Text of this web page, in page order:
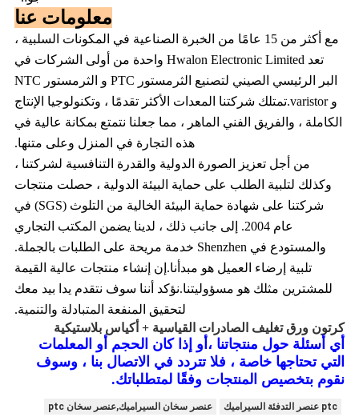
معلومات عنا
مع أكثر من 15 عامًا من الخبرة الصناعية في المكونات السلبية ،
تعد Hwalon Electronic Limited واحدة من أولى الشركات في
البر الرئيسي الصيني لتصنيع الثرمستور PTC و الثرمستور NTC
و varistor.تمتلك شركتنا المعدات الأكثر تقدمًا ، وتكنولوجيا الإنتاج
الكاملة ، والفريق الفني الماهر ، مما جعلنا نتمتع بمكانة عالية في
هذه التجارة في المنزل وعلى متنها.
من أجل تعزيز الصورة الدولية والقدرة التنافسية لشركتنا ،
وكذلك لتلبية الطلب على حماية البيئة الدولية ، حصلت منتجات
شركتنا على شهادة حماية البيئة الخالية من التلوث (SGS) في
عام 2004. إلى جانب ذلك ، لدينا يضمن المكتب التجاري
والمستودع في Shenzhen خدمة مريحة على الطلبات بالجملة.
تلبية إرضاء العميل هو مبدأنا.إن إنشاء منتجات عالية القيمة
للمشترين مثلك هو مسؤوليتنا.نؤكد أننا سوف نتقدم يدا بيد معك
لتحقيق المنفعة المتبادلة والتنمية.
كرتون ورق تغليف الصادرات القياسية + أكياس بلاستيكية
أي أسئلة حول منتجاتنا ، أو إذا كان الحجم أو المعلمات
التي تحتاجها خاصة ، فلا تتردد في الاتصال بنا ، وسوف
نقوم بتخصيص المنتجات وفقًا لمتطلباتك.
ptc عنصر التدفئة السيراميك
عنصر سخان السيراميك,عنصر سخان ptc